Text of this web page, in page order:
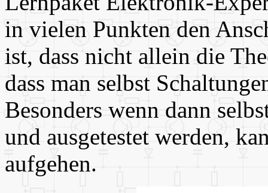
in vielen Punkten den
ist, dass nicht allein die
dass man selbst
Besonders wenn dann
und ausgetestet werden,
aufgehen.